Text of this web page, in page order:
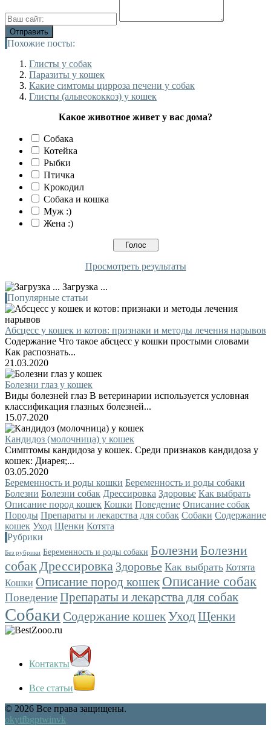
Похожие посты:
Глисты у собак
Паразиты у кошек
Какие симтомы цирроза печени у собак
Глисты (альвеококкоз) у кошек
Какое животное живет у вас дома?
Собака
Котейка
Рыбки
Птичка
Крокодил
Собака и кошка
Муж :)
Жена :)
Просмотреть результаты
Загрузка ...
Популярные статьи
Абсцесс у кошек и котов: признаки и методы лечения нарывов
Содержание Что такое абсцесс у кошки простыми словами
Как распознать...
21.03.2020
Болезни глаз у кошек
Виды болезней глаз В ветеринарии используется условная
классификация глазных болезней...
15.07.2020
Кандидоз (молочница) у кошек
Симптомы кандидоза у кошек. Среди признаков кандидоза у
кошек: Диарея;...
03.05.2020
Беременность и роды кошки Беременность и роды собаки
Болезни Болезни собак Дрессировка Здоровье Как выбрать
Описание пород кошек Кошки Поведение Описание собак
Породы Препараты и лекарства для собак Собаки Содержание
кошек Уход Щенки Котята
Рубрики
Без рубрики Беременность и роды собаки БолезниБолезни
собакДрессировка Здоровье Как выбрать Котята
Кошки Описание пород кошек Описание собак
ПоведениеПрепараты и лекарства для собак
Собаки Содержание кошекУходЩенки
Контакты
Все статьи
© 2026 Все права защищены.
okytfbgptwinvk